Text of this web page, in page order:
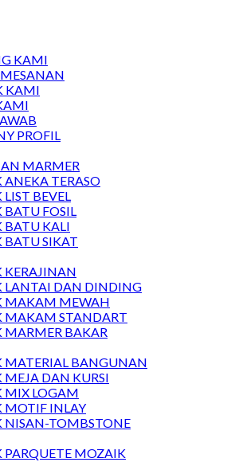
KAMI
KAMI
PROFIL
MARMER
ANEKA TERASO
LIST BEVEL
BATU FOSIL
BATU KALI
BATU SIKAT
KERAJINAN
LANTAI DAN DINDING
MAKAM MEWAH
MAKAM STANDART
MARMER BAKAR
MATERIAL BANGUNAN
MEJA DAN KURSI
MIX LOGAM
MOTIF INLAY
NISAN-TOMBSTONE
PARQUETE MOZAIK